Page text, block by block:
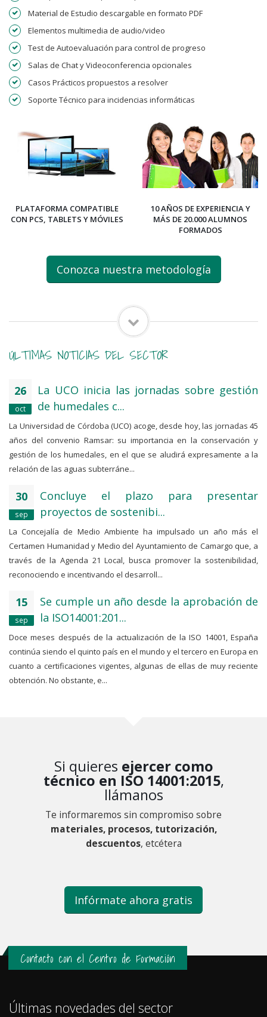
Material de Estudio descargable en formato PDF
Elementos multimedia de audio/video
Test de Autoevaluación para control de progreso
Salas de Chat y Videoconferencia opcionales
Casos Prácticos propuestos a resolver
Soporte Técnico para incidencias informáticas
PLATAFORMA COMPATIBLE
CON PCS, TABLETS Y MÓVILES
10 AÑOS DE EXPERIENCIA Y
MÁS DE 20.000 ALUMNOS
FORMADOS
Conozca nuestra metodología
ÚLTIMAS NOTICIAS DEL SECTOR
26
oct
La UCO inicia las jornadas sobre gestión
de humedales c...
La Universidad de Córdoba (UCO) acoge, desde hoy, las jornadas 45
años del convenio Ramsar: su importancia en la conservación y
gestión de los humedales, en el que se aludirá expresamente a la
relación de las aguas subterráne...
30
sep
Concluye el plazo para presentar
proyectos de sostenibi...
La Concejalía de Medio Ambiente ha impulsado un año más el
Certamen Humanidad y Medio del Ayuntamiento de Camargo que, a
través de la Agenda 21 Local, busca promover la sostenibilidad,
reconociendo e incentivando el desarroll...
15
sep
Se cumple un año desde la aprobación de
la ISO14001:201...
Doce meses después de la actualización de la ISO 14001, España
continúa siendo el quinto país en el mundo y el tercero en Europa en
cuanto a certificaciones vigentes, algunas de ellas de muy reciente
obtención. No obstante, e...
Si quieres ejercer como
técnico en ISO 14001:2015,
llámanos
Te informaremos sin compromiso sobre
materiales, procesos, tutorización,
descuentos, etcétera
Infórmate ahora gratis
Contacto con el Centro de Formación
Últimas novedades del sector